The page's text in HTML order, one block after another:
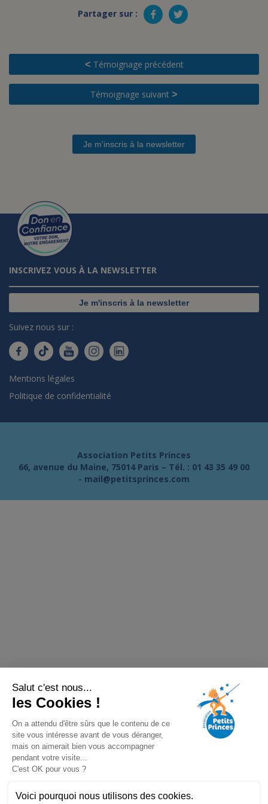
Salut c'est nous...
les Cookies !
On a attendu d'être sûrs que le contenu de ce
site vous intéresse avant de vous déranger,
mais on aimerait bien vous accompagner
pendant votre visite...
C'est OK pour vous ?
Voici pourquoi nous utilisons des cookies.
Partager sur :
< Témoignage précédent
Témoignage suivant >
Je m'inscris à la newsletter
INSCRIVEZ VOUS À LA NEWSLETTER
Je m'inscris à la newsletter
Suivez nous sur :
Mentions légales
Politique de confidentialité
Association Petits Princes
66, avenue du Maine, 75014 Paris – Tél. : 01 43 35 49 00
- mail@petitsprinces.com